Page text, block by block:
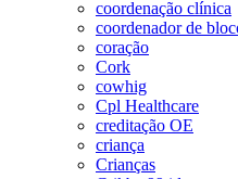
coordenação clínica
coordenador de
coração
Cork
cowhig
Cpl Healthcare
creditação OE
criança
Crianças